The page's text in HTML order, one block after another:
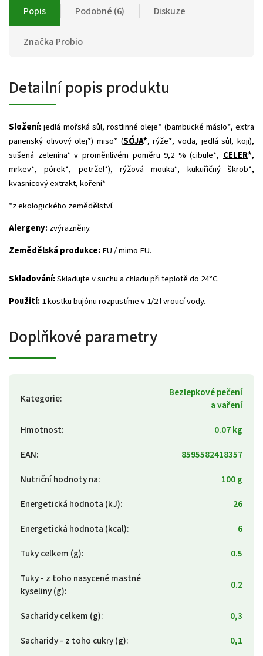
Popis Podobné (6) Diskuze
Značka Probio
Detailní popis produktu
Složení: jedlá mořská sůl, rostlinné oleje* (bambucké máslo*, extra
panenský olivový olej*) miso* (SÓJA*, rýže*, voda, jedlá sůl, koji),
sušená zelenina* v proměnlivém poměru 9,2 % (cibule*, CELER*,
mrkev*, pórek*, petržel*), rýžová mouka*, kukuřičný škrob*,
kvasnicový extrakt, koření*
*z ekologického zemědělství.
Alergeny:zvýrazněny.
Zemědělská produkce:EU / mimo EU.
Skladování:Skladujte v suchu a chladu při teplotě do 24°C.
Použití:1 kostku bujónu rozpustímev 1/2 l vroucí vody.
Doplňkové parametry
Kategorie:
Bezlepkové pečení
a vaření
Hmotnost:
0.07 kg
EAN:
8595582418357
Nutriční hodnoty na:
100 g
Energetická hodnota (kJ):
26
Energetická hodnota (kcal):
6
Tuky celkem (g):
0.5
Tuky - z toho nasycené mastné
kyseliny (g): 0.2
Sacharidy celkem (g):
0,3
Sacharidy - z toho cukry (g):
0,1